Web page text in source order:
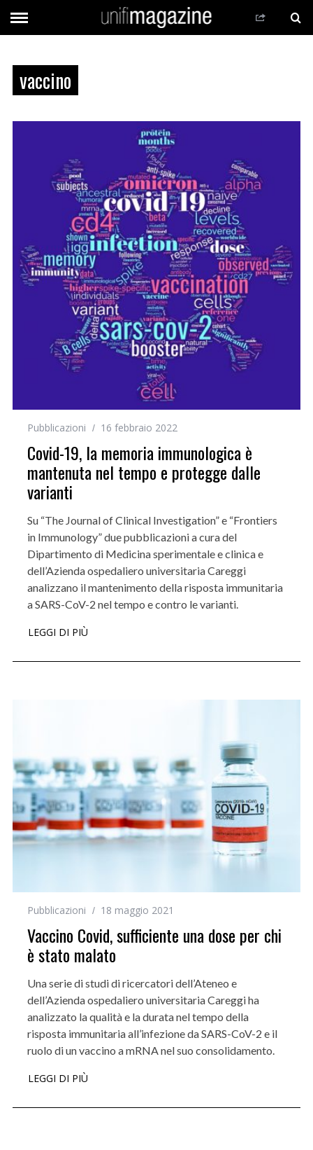
vaccino
Pubblicazioni 16 febbraio 2022
Covid-19, la memoria immunologica è
mantenuta nel tempo e protegge dalle
varianti
Su “The Journal of Clinical Investigation” e “Frontiers
in Immunology” due pubblicazioni a cura del
Dipartimento di Medicina sperimentale e clinica e
dell’Azienda ospedaliero universitaria Careggi
analizzano il mantenimento della risposta immunitaria
a SARS-CoV-2 nel tempo e contro le varianti.
LEGGI DI PIÙ
Pubblicazioni 18 maggio 2021
Vaccino Covid, sufficiente una dose per chi
è stato malato
Una serie di studi di ricercatori dell’Ateneo e
dell’Azienda ospedaliero universitaria Careggi ha
analizzato la qualità e la durata nel tempo della
risposta immunitaria all’infezione da SARS-CoV-2 e il
ruolo di un vaccino a mRNA nel suo consolidamento.
LEGGI DI PIÙ